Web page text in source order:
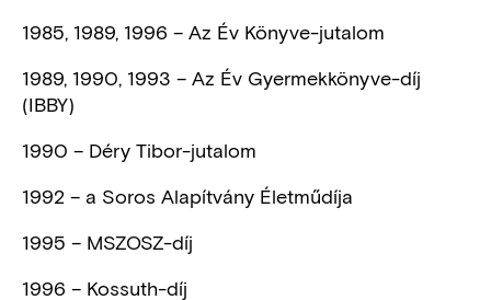
1985, 1989, 1996 – Az Év Könyve-jutalom
1989, 1990, 1993 – Az Év Gyermekkönyve-díj
(IBBY)
1990 – Déry Tibor-jutalom
1992 – a Soros Alapítvány Életműdíja
1995 – MSZOSZ-díj
1996 – Kossuth-díj